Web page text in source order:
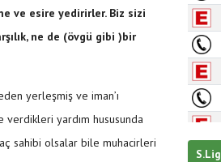
ve esire yedirirler. Biz sizi
ne de (övgü gibi )bir
yerleşmiş ve iman’ı
yardım hususunda
sahibi olsalar bile muhacirleri
S.Lig